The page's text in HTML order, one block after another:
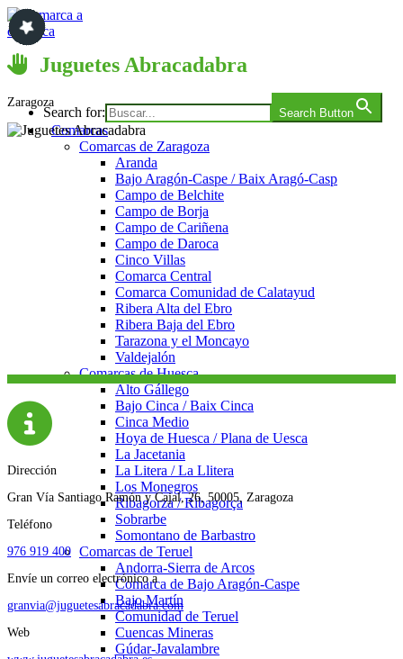
Saltar
al
contenido
Comarca a comarca
Search for: Search Button
Comarcas
Comarcas de Zaragoza
Aranda
Bajo Aragón-Caspe / Baix Aragó-Casp
Campo de Belchite
Campo de Borja
Campo de Cariñena
Campo de Daroca
Cinco Villas
Comarca Central
Comarca Comunidad de Calatayud
Ribera Alta del Ebro
Ribera Baja del Ebro
Tarazona y el Moncayo
Valdejalón
Comarcas de Huesca
Alto Gállego
Bajo Cinca / Baix Cinca
Cinca Medio
Hoya de Huesca / Plana de Uesca
La Jacetania
La Litera / La Llitera
Los Monegros
Ribagorza / Ribagorça
Sobrarbe
Somontano de Barbastro
Comarcas de Teruel
Andorra-Sierra de Arcos
Comarca de Bajo Aragón-Caspe
Bajo Martín
Comunidad de Teruel
Cuencas Mineras
Gúdar-Javalambre
Juguetes Abracadabra
Zaragoza
Dirección
Gran Vía Santiago Ramón y Cajal, 26, 50005, Zaragoza
Teléfono
976 919 400
Envíe un correo electrónico a
granvia@juguetesabracadabra.com
Web